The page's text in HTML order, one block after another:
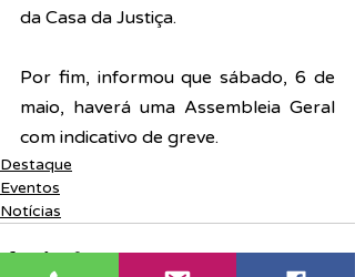
da Casa da Justiça.
Por fim, informou que sábado, 6 de
maio, haverá uma Assembleia Geral
com indicativo de greve.
Destaque
Eventos
Notícias